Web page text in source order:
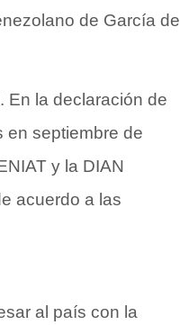
de García de
En la declaración de
en septiembre de
y la DIAN
acuerdo a las
al país con la